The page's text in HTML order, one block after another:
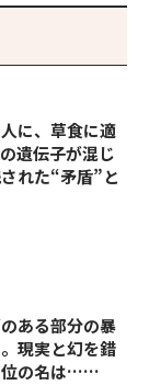
に、草食に適
遺伝子が混じ
れた“矛盾”と
ある部分の暴
現実と幻を錯
位の名は……